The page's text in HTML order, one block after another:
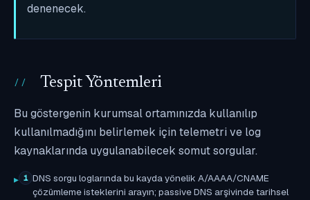
denenecek.
Tespit Yöntemleri
Bu göstergenin kurumsal ortamınızda kullanılıp
kullanılmadığını belirlemek için telemetri ve log
kaynaklarında uygulanabilecek somut sorgular.
1 DNS sorgu loglarında bu kayda yönelik A/AAAA/CNAME
çözümleme isteklerini arayın; passive DNS arşivinde tarihsel